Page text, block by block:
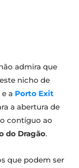
admira que
nicho de
e a Porto Exit
a abertura de
contíguo ao
do Dragão.
que podem ser